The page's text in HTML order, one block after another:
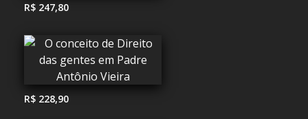
R$ 247,80
R$ 228,90